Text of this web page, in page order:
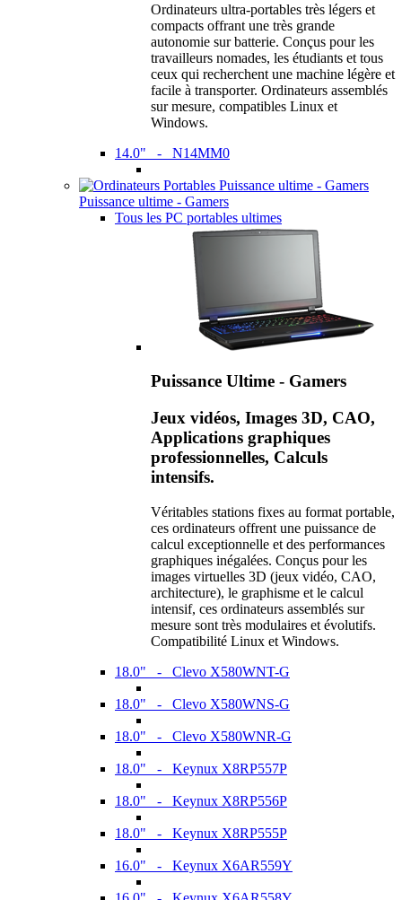
Ordinateurs ultra-portables très légers et
compacts offrant une très grande
autonomie sur batterie. Conçus pour les
travailleurs nomades, les étudiants et tous
ceux qui recherchent une machine légère et
facile à transporter. Ordinateurs assemblés
sur mesure, compatibles Linux et
Windows.
14.0" - N14MM0
Puissance ultime - Gamers
Tous les PC portables ultimes
Puissance Ultime - Gamers
Jeux vidéos, Images 3D, CAO,
Applications graphiques
professionnelles, Calculs
intensifs.
Véritables stations fixes au format portable,
ces ordinateurs offrent une puissance de
calcul exceptionnelle et des performances
graphiques inégalées. Conçus pour les
images virtuelles 3D (jeux vidéo, CAO,
architecture), le graphisme et le calcul
intensif, ces ordinateurs assemblés sur
mesure sont très modulaires et évolutifs.
Compatibilité Linux et Windows.
18.0" - Clevo X580WNT-G
18.0" - Clevo X580WNS-G
18.0" - Clevo X580WNR-G
18.0" - Keynux X8RP557P
18.0" - Keynux X8RP556P
18.0" - Keynux X8RP555P
16.0" - Keynux X6AR559Y